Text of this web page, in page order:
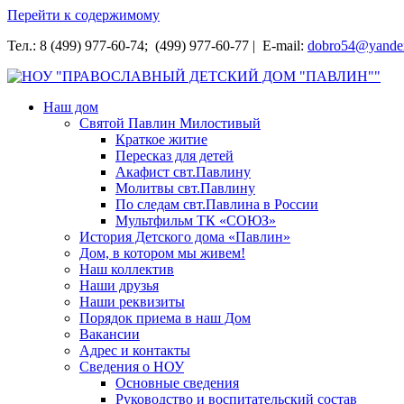
Перейти к содержимому
Тел.: 8 (499) 977-60-74; (499) 977-60-77 | E-mail:
НОУ "ПРАВОСЛАВНЫЙ ДЕТСКИЙ ДОМ "ПАВЛИН""
Наш дом
Святой Павлин Милостивый
Краткое житие
Пересказ для детей
Акафист свт.Павлину
Молитвы свт.Павлину
По следам свт.Павлина в России
Мультфильм ТК «СОЮЗ»
История Детского дома «Павлин»
Дом, в котором мы живем!
Наш коллектив
Наши друзья
Наши реквизиты
Порядок приема в наш Дом
Вакансии
Адрес и контакты
Сведения о НОУ
Основные сведения
Руководство и воспитательский состав